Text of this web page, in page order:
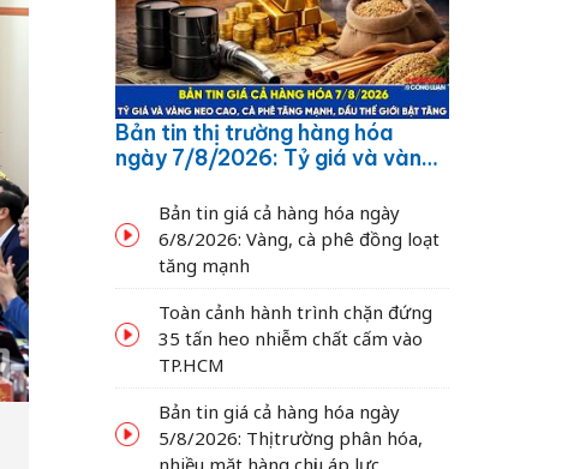
Bản tin thị trường hàng hóa
ngày 7/8/2026: Tỷ giá và vàng
dầu thế giới bật tăng
Bản tin giá cả hàng hóa ngày
6/8/2026: Vàng, cà phê đồng loạt
tăng mạnh
Toàn cảnh hành trình chặn đứng
35 tấn heo nhiễm chất cấm vào
TP.HCM
Bản tin giá cả hàng hóa ngày
5/8/2026: Thị trường phân hóa,
nhiều mặt hàng chịu áp lực